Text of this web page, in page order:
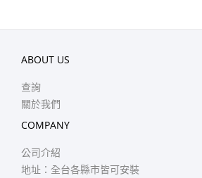
ABOUT US
查詢
關於我們
COMPANY
公司介紹
地址：全台各縣市皆可安裝